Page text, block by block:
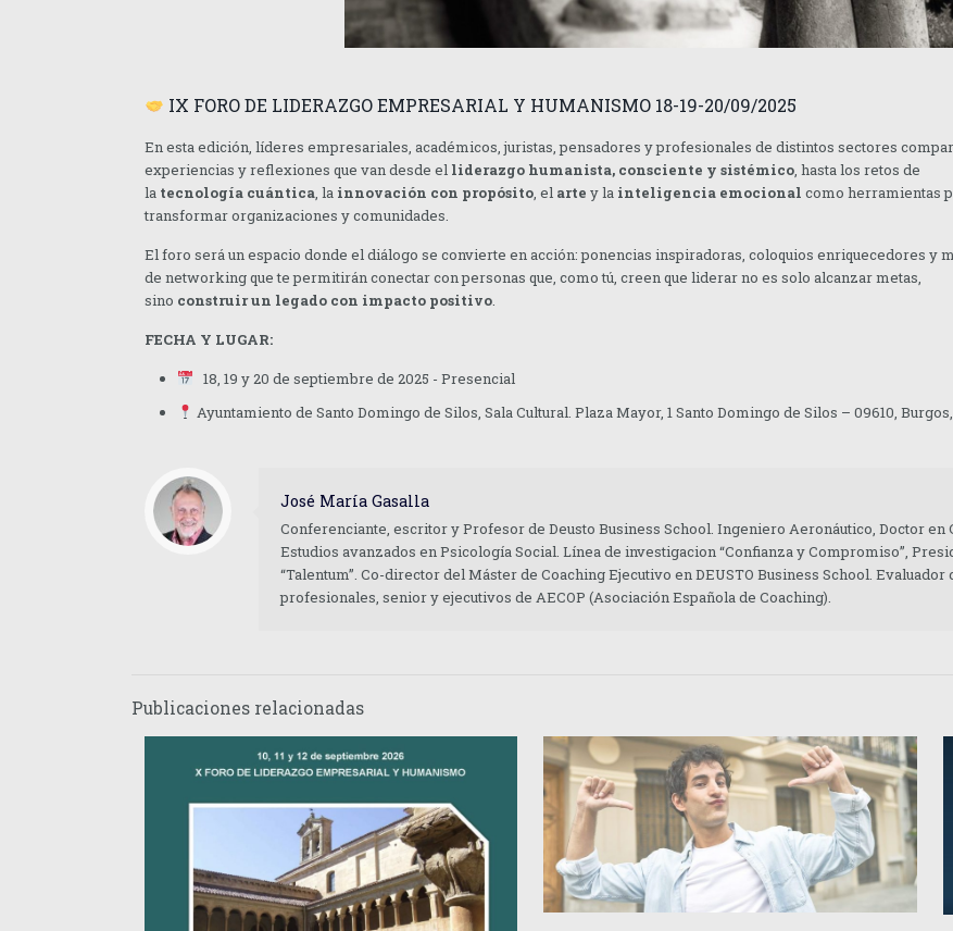
IX FORO DE LIDERAZGO EMPRESARIAL Y HUMANISMO 18-19-20/09/2025
En esta edición, líderes empresariales, académicos, juristas, pensadores y profesionales de distintos sectores
experiencias y reflexiones que van desde el liderazgo humanista, consciente y sistémico, hasta los retos de
la tecnología cuántica, la innovación con propósito, el arte y la inteligencia emocional como herramientas
transformar organizaciones y comunidades.
El foro será un espacio donde el diálogo se convierte en acción: ponencias inspiradoras, coloquios enriquecedores y
de networking que te permitirán conectar con personas que, como tú, creen que liderar no es solo alcanzar metas,
sino construir un legado con impacto positivo.
FECHA Y LUGAR:
18, 19 y 20 de septiembre de 2025 - Presencial
Ayuntamiento de Santo Domingo de Silos, Sala Cultural. Plaza Mayor, 1 Santo Domingo de Silos – 09610,
José María Gasalla
Conferenciante, escritor y Profesor de Deusto Business School. Ingeniero Aeronáutico, Doctor
Estudios avanzados en Psicología Social. Línea de investigacion “Confianza y Compromiso”,
“Talentum”. Co-director del Máster de Coaching Ejecutivo en DEUSTO Business School.
profesionales, senior y ejecutivos de AECOP (Asociación Española de Coaching).
Publicaciones relacionadas